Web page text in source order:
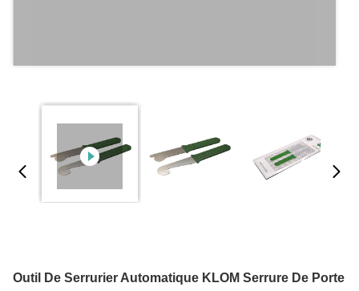
Outil De Serrurier Automatique KLOM Serrure De Porte